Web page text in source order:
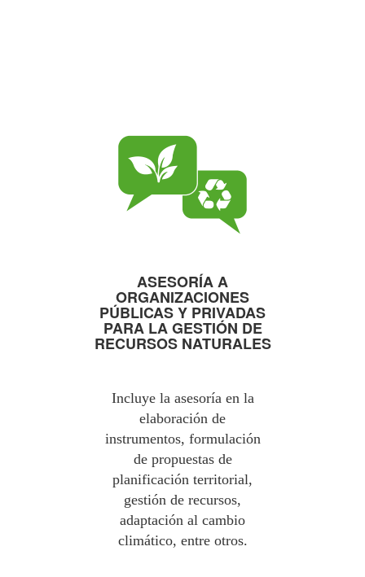
ASESORÍA A
ORGANIZACIONES
PÚBLICAS Y PRIVADAS
PARA LA GESTIÓN DE
RECURSOS NATURALES
Incluye la asesoría en la
elaboración de
instrumentos, formulación
de propuestas de
planificación territorial,
gestión de recursos,
adaptación al cambio
climático, entre otros.